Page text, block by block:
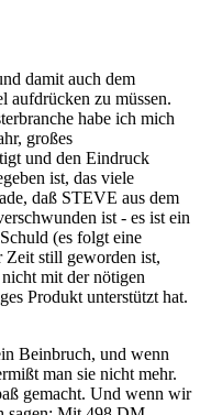
damit auch dem
aufdrücken zu müssen.
habe ich mich
großes
und den Eindruck
ist, das viele
daß STEVE aus dem
ist - es ist ein
(es folgt eine
still geworden ist,
mit der nötigen
Produkt unterstützt hat.
Beinbruch, und wenn
man sie nicht mehr.
gemacht. Und wenn wir